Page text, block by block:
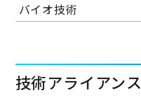
バイオ技術
技術アライアンス